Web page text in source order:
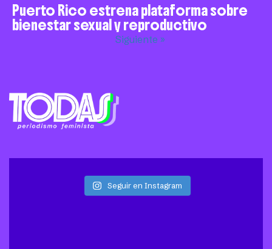
Puerto Rico estrena plataforma sobre
bienestar sexual y reproductivo
Siguiente »
Seguir en Instagram